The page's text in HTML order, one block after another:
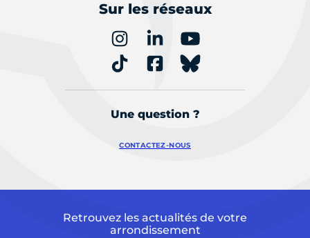
Sur les réseaux
Une question ?
CONTACTEZ-NOUS
Retrouvez les actualités de votre
arrondissement